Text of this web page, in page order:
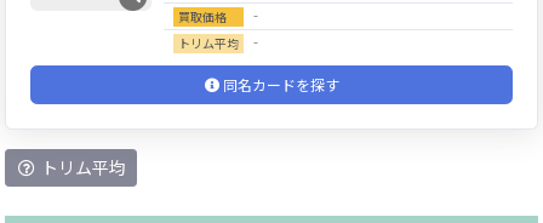
買取価格 ‐
トリム平均 ‐
同名カードを探す
トリム平均